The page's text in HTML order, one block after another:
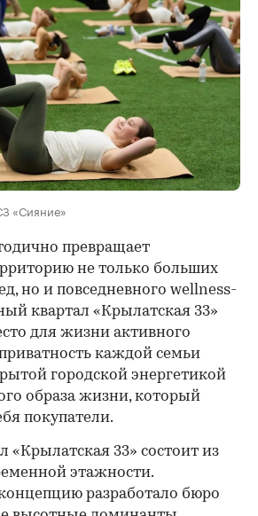
«Сияние»
превращает
не только больших
но и повседневного wellness-
квартал «Крылатская 33»
для жизни активного
каждой семьи
городской энергетикой
образа жизни, который
покупатели.
«Крылатская 33» состоит из
этажности.
разработало бюро